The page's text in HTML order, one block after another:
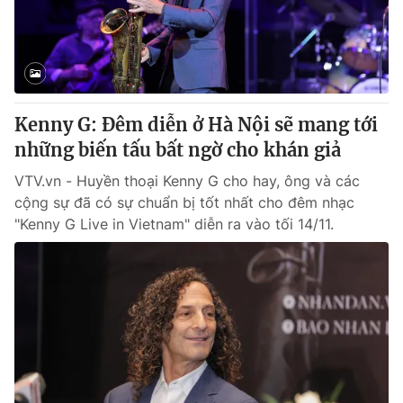
Thị trường 24h Tấm lòng Việt
VTV4 Vươn mình bằng AI
VTV9 VTV8
Liên hệ tòa soạn English
Theo dõi báo trên
Cơ quan chủ quản:
Đài Truyền hình Việt Nam
Kenny G: Đêm diễn ở Hà Nội sẽ mang tới
những biến tấu bất ngờ cho khán giả
VTV.vn - Huyền thoại Kenny G cho hay, ông và các
cộng sự đã có sự chuẩn bị tốt nhất cho đêm nhạc
"Kenny G Live in Vietnam" diễn ra vào tối 14/11.